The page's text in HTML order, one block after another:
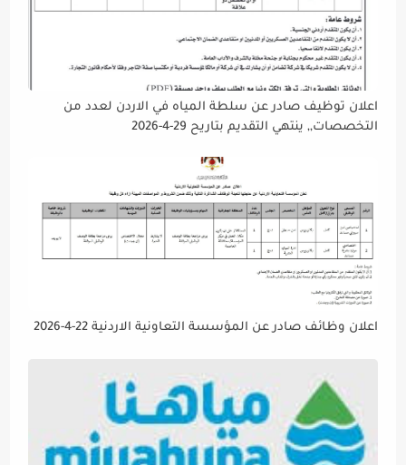
اعلان توظيف صادر عن سلطة المياه في الاردن لعدد من
التخصصات,, ينتهي التقديم بتاريح 29-4-2026
اعلان وظائف صادر عن المؤسسة التعاونية الاردنية 22-4-2026